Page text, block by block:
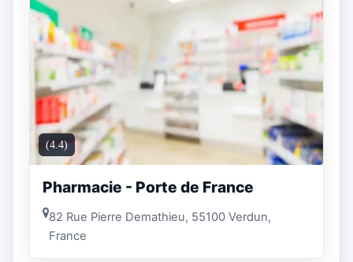
(4.4)
Pharmacie - Porte de France
82 Rue Pierre Demathieu, 55100 Verdun,
France